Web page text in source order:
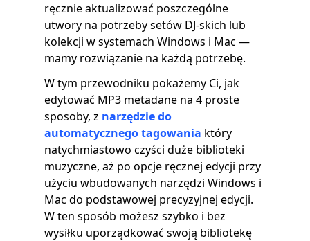
ręcznie aktualizować poszczególne
utwory na potrzeby setów DJ-skich lub
kolekcji w systemach Windows i Mac —
mamy rozwiązanie na każdą potrzebę.
W tym przewodniku pokażemy Ci, jak
edytować MP3 metadane na 4 proste
sposoby, z narzędzie do
automatycznego tagowania który
natychmiastowo czyści duże biblioteki
muzyczne, aż po opcje ręcznej edycji przy
użyciu wbudowanych narzędzi Windows i
Mac do podstawowej precyzyjnej edycji.
W ten sposób możesz szybko i bez
wysiłku uporządkować swoją bibliotekę